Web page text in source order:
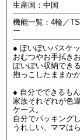
生産国：中国
機能一覧：4輪／
ー
● ぽいぽいバスケ
おむつやお手拭き
ぽいぽい収納でき
抱っこしたままか
● 自分でできるも
家族それぞれが色
ケース。
自分でパッキング
うれしい、ママは